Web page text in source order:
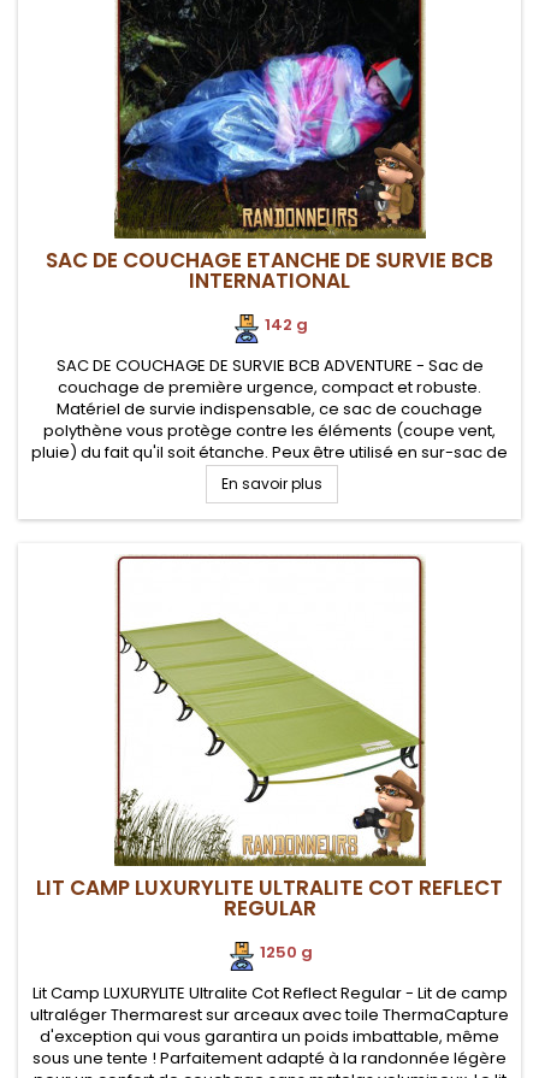
SAC DE COUCHAGE ETANCHE DE SURVIE BCB
INTERNATIONAL
142 g
SAC DE COUCHAGE DE SURVIE BCB ADVENTURE - Sac de
couchage de première urgence, compact et robuste.
Matériel de survie indispensable, ce sac de couchage
polythène vous protège contre les éléments (coupe vent,
pluie) du fait qu'il soit étanche. Peux être utilisé en sur-sac de
couchage ou bivi. Conditionné sous vide pour optimiser son
volume de transport
En savoir plus
LIT CAMP LUXURYLITE ULTRALITE COT REFLECT
REGULAR
1250 g
Lit Camp LUXURYLITE Ultralite Cot Reflect Regular - Lit de camp
ultraléger Thermarest sur arceaux avec toile ThermaCapture
d'exception qui vous garantira un poids imbattable, même
sous une tente ! Parfaitement adapté à la randonnée légère